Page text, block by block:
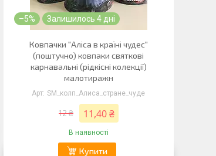
–5% Залишилось 4 дні
Ковпачки "Аліса в країні чудес"
(поштучно) ковпаки святкові
карнавальні (рідкісні колекції)
малотиражн
SM_колп_Алиса_стране_чуде
12 ₴ 11,40 ₴
В наявності
Купити